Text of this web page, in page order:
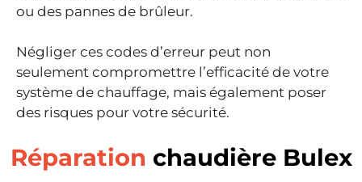
ou des pannes de brûleur.
Négliger ces codes d’erreur peut non
seulement compromettre l’efficacité de votre
système de chauffage, mais également poser
des risques pour votre sécurité.
Réparation chaudière Bulex